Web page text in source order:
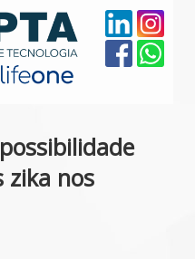
zika nos